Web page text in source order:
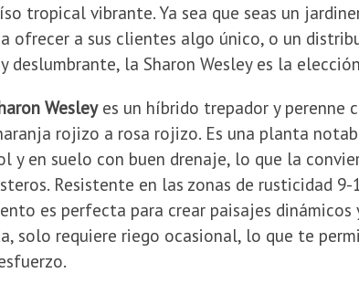
tropical vibrante. Ya sea que seas un
ofrecer a sus clientes algo único, o un
deslumbrante, la Sharon Wesley es la
Wesleyes un híbrido trepador y perenne
rojizo a rosa rojizo. Es una planta
y en suelo con buen drenaje, lo que la
Resistente en las zonas de rusticidad 9-
es perfecta para crear paisajes dinámicos
solo requiere riego ocasional, lo que te